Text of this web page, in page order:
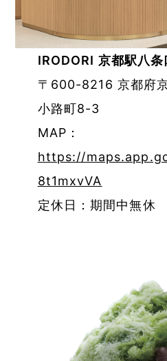
IRODORI 京都駅八条
〒600-8216 京都府
小路町8-3
MAP：
https://
8t1mxvVA
定休日：期間中無休